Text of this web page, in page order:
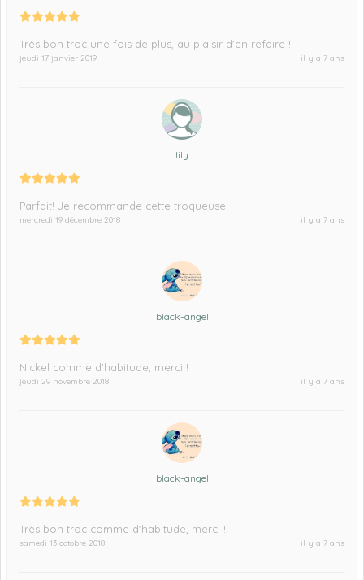
Très bon troc une fois de plus, au plaisir d'en refaire !
jeudi 17 janvier 2019 il y a 7 ans
lily
Parfait! Je recommande cette troqueuse.
mercredi 19 décembre 2018 il y a 7 ans
black-angel
Nickel comme d'habitude, merci !
jeudi 29 novembre 2018 il y a 7 ans
black-angel
Très bon troc comme d'habitude, merci !
samedi 13 octobre 2018 il y a 7 ans